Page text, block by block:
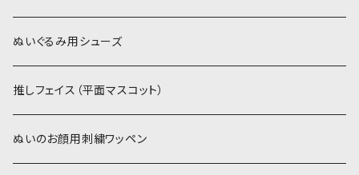
カーリーベルボア
パウダーボア（4mm）
ウィッグボア（8cm）
白系
ミニワッペン
リボン
ぬいぐるみ用シューズ
推しフェイス（平面マスコット）
ぬいのお顔用刺繍ワッペン